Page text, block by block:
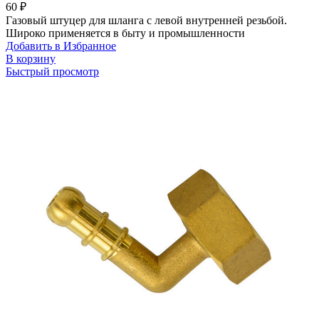
60 ₽
Газовый штуцер для шланга с левой внутренней резьбой.
Широко применяется в быту и промышленности
Добавить в Избранное
В корзину
Быстрый просмотр